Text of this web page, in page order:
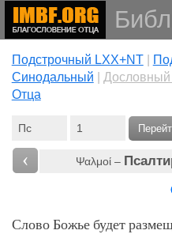
Подстрочный LXX+NT|
Cинодальный
Дословный
Отца
‹ Ψαλμοί –
Слово Божье будет